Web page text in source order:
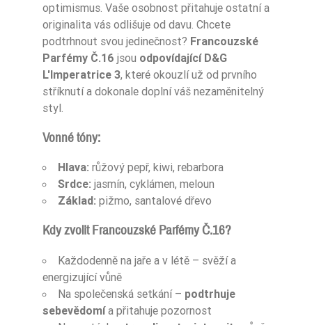
optimismus. Vaše osobnost přitahuje ostatní a
originalita vás odlišuje od davu. Chcete
podtrhnout svou jedinečnost? Francouzské
Parfémy Č.16 jsou odpovídající D&G
L'Imperatrice 3, které okouzlí už od prvního
stříknutí a dokonale doplní váš nezaměnitelný
styl.
Vonné tóny:
Hlava: růžový pepř, kiwi, rebarbora
Srdce: jasmín, cyklámen, meloun
Základ: pižmo, santalové dřevo
Kdy zvolit Francouzské Parfémy Č.16?
Každodenně na jaře a v létě – svěží a
energizující vůně
Na společenská setkání – podtrhuje
sebevědomía přitahuje pozornost
Pora Roku Wiosna
Pora Roku Lato
Nuty Głowy kiwi
Nuty Głowy
Nuty Głowy
Nuty Serca cyklamen
Nuty Serca jaśmin
Nuty Serca arbuz
Nuty Bazy
drzewo sandało
Nuty Bazy piżmo